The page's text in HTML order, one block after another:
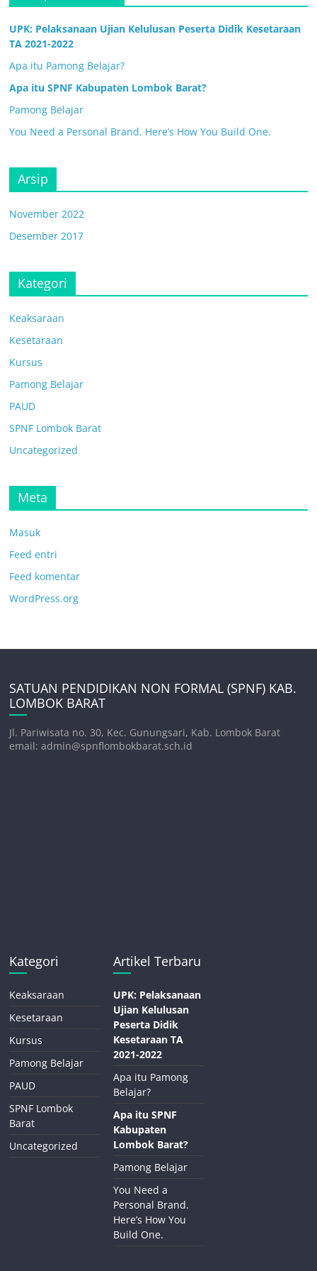
UPK: Pelaksanaan Ujian Kelulusan Peserta Didik Kesetaraan
TA 2021-2022
Apa itu Pamong Belajar?
Apa itu SPNF Kabupaten Lombok Barat?
Pamong Belajar
You Need a Personal Brand. Here’s How You Build One.
Arsip
November 2022
Desember 2017
Kategori
Keaksaraan
Kesetaraan
Kursus
Pamong Belajar
PAUD
SPNF Lombok Barat
Uncategorized
Meta
Masuk
Feed entri
Feed komentar
WordPress.org
SATUAN PENDIDIKAN NON FORMAL (SPNF) KAB.
LOMBOK BARAT
Jl. Pariwisata no. 30, Kec. Gunungsari, Kab. Lombok Barat
email: admin@spnflombokbarat.sch.id
Kategori
Keaksaraan
Kesetaraan
Kursus
Pamong Belajar
PAUD
SPNF Lombok
Barat
Uncategorized
Artikel Terbaru
UPK: Pelaksanaan
Ujian Kelulusan
Peserta Didik
Kesetaraan TA
2021-2022
Apa itu Pamong
Belajar?
Apa itu SPNF
Kabupaten
Lombok Barat?
Pamong Belajar
You Need a
Personal Brand.
Here’s How You
Build One.